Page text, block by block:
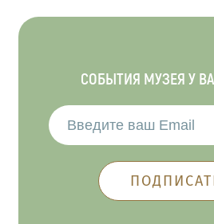
СОБЫТИЯ МУЗЕЯ У